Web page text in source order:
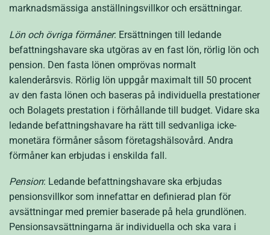
marknadsmässiga anställningsvillkor och ersättningar.
Lön och övriga förmåner: Ersättningen till ledande
befattningshavare ska utgöras av en fast lön, rörlig lön och
pension. Den fasta lönen omprövas normalt
kalenderårsvis. Rörlig lön uppgår maximalt till 50 procent
av den fasta lönen och baseras på individuella prestationer
och Bolagets prestation i förhållande till budget. Vidare ska
ledande befattningshavare ha rätt till sedvanliga icke-
monetära förmåner såsom företagshälsovård. Andra
förmåner kan erbjudas i enskilda fall.
Pension: Ledande befattningshavare ska erbjudas
pensionsvillkor som innefattar en definierad plan för
avsättningar med premier baserade på hela grundlönen.
Pensionsavsättningarna är individuella och ska vara i